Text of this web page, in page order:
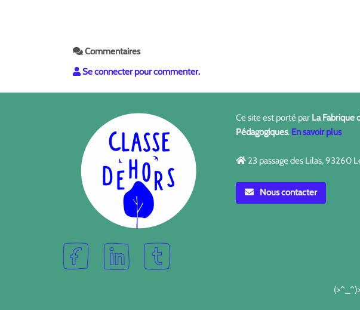
Commentaires
Se connecter pour commenter.
Ce site est porté par La Fabrique
Pédagogiques. En savoir plus
23 passage des Lilas, 93260
Nous contacter